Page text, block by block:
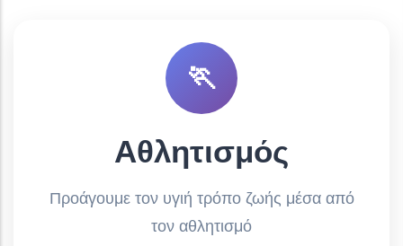
🏃
Αθλητισμός
Προάγουμε τον υγιή τρόπο ζωής μέσα από
τον αθλητισμό